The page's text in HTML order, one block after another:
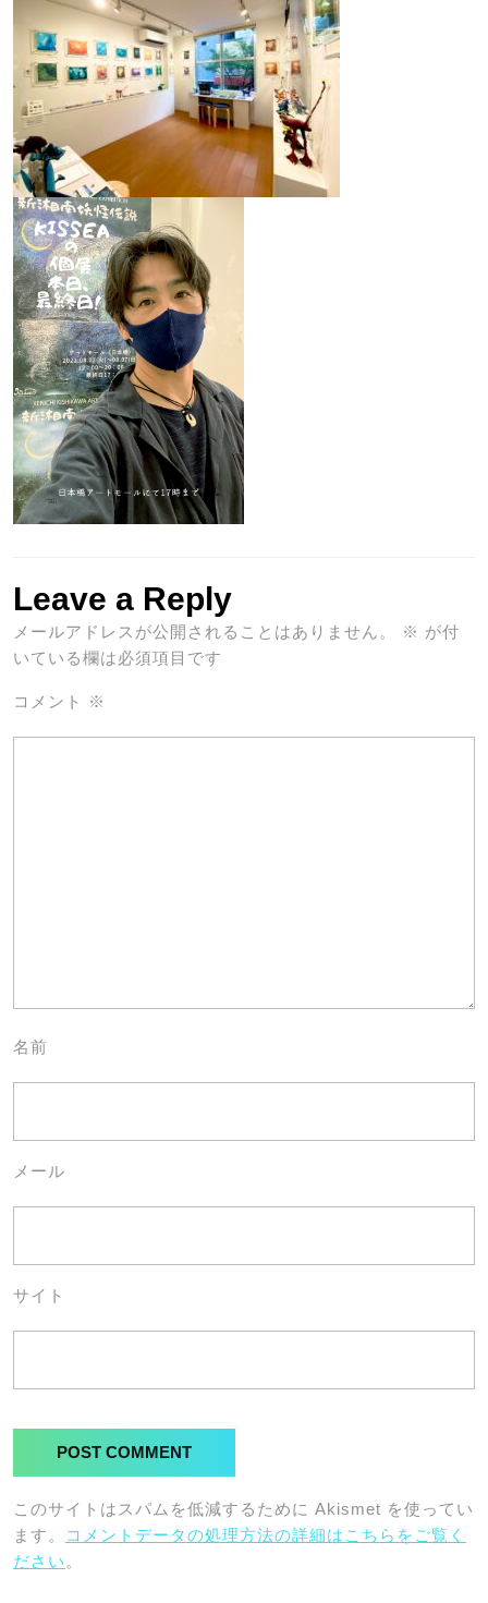
Leave a Reply
メールアドレスが公開されることはありません。 ※ が付
いている欄は必須項目です
コメント ※
名前
メール
サイト
このサイトはスパムを低減するために Akismet を使ってい
ます。
コメントデータの処理方法の詳細はこちらをご覧く
ださい 。